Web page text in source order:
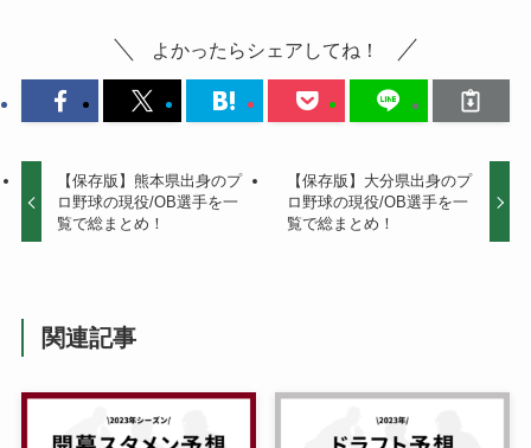
よかったらシェアしてね！
【保存版】熊本県出身のプ
ロ野球の現役/OB選手を一
覧で総まとめ！
【保存版】大分県出身のプ
ロ野球の現役/OB選手を一
覧で総まとめ！
関連記事